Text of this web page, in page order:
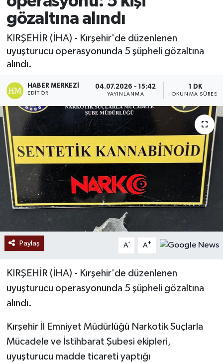
gözaltına alındı
KIRŞEHİR (İHA) - Kırşehir'de düzenlenen
uyuşturucu operasyonunda 5 şüpheli gözaltına
alındı.
HABER MERKEZI
EDITÖR
04.07.2026 - 15:42
YAYINLANMA
1 DK
OKUNMA SÜRESI
Paylaş A- A+
KIRŞEHİR (İHA) - Kırşehir'de düzenlenen
uyuşturucu operasyonunda 5 şüpheli gözaltına
alındı.
Kırşehir İl Emniyet Müdürlüğü Narkotik Suçlarla
Mücadele ve İstihbarat Şubesi ekipleri,
uyuşturucu madde ticareti yaptığı
Ekonomi
Sağlık
Tokat Haber